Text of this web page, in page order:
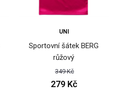
UNI
Sportovní šátek BERG
růžový
349 Kč
279 Kč